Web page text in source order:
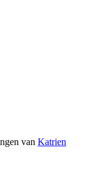
van Katrien